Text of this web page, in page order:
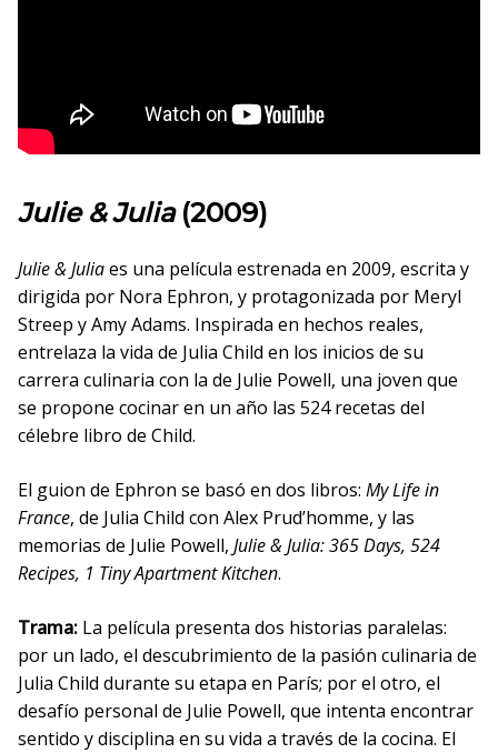
Julie & Julia (2009)
Julie & Juliaes una película estrenada en 2009, escrita y
dirigida por Nora Ephron, y protagonizada por Meryl
Streep y Amy Adams. Inspirada en hechos reales,
entrelaza la vida de Julia Child en los inicios de su
carrera culinaria con la de Julie Powell, una joven que
se propone cocinar en un año las 524 recetas del
célebre libro de Child.
El guion de Ephron se basó en dos libros: My Life in
France, de Julia Child con Alex Prud’homme, y las
memorias de Julie Powell, Julie & Julia: 365 Days, 524
Recipes, 1 Tiny Apartment Kitchen.
Trama: La película presenta dos historias paralelas:
por un lado, el descubrimiento de la pasión culinaria de
Julia Child durante su etapa en París; por el otro, el
desafío personal de Julie Powell, que intenta encontrar
sentido y disciplina en su vida a través de la cocina. El